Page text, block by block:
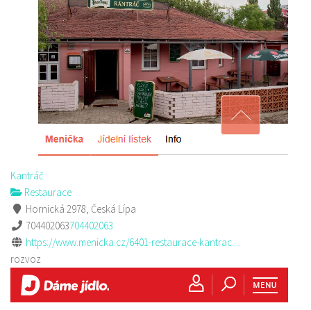
Kantráč
Restaurace
Hornická 2978, Česká Lípa
704402063704402063
https://www.menicka.cz/6401-restaurace-kantrac....
rozvoz